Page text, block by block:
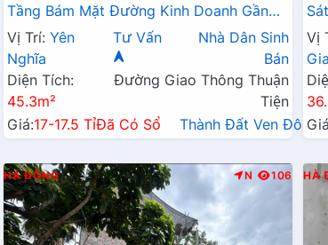
Tầng Bám Mặt Đường Kinh Doanh Gần
QL6A Cạnh Bến Xe Yên Nghĩa
Vị Trí: Yên
Nghĩa
Tư Vấn
Nhà Dân Sinh
Bán
Diện Tích:
45.3m²
Đường Giao Thông Thuận
Tiện
Giá:17-17.5 TỉĐã Có Sổ Thành Đất Ven Đô→
Vị
HÀ ĐÔNG N 106 HÀ